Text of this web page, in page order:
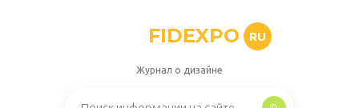
FIDEXPO RU
Журнал о дизайне